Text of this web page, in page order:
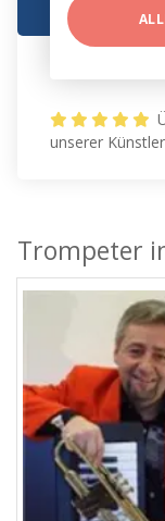
unserer Künstler
Trompeter